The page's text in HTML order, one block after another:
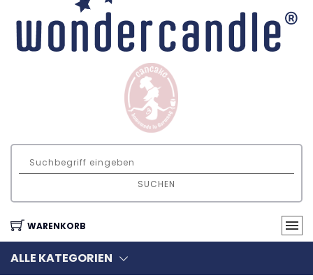
SUCHEN
WARENKORB
ALLE KATEGORIEN